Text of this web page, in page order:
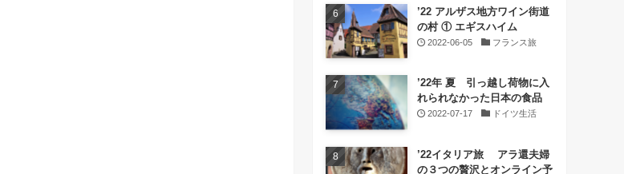
’22 アルザス地方ワイン街道
の村 ① エギスハイム
2022-06-05 フランス旅
’22年 夏 引っ越し荷物に入
れられなかった日本の食品
2022-07-17 ドイツ生活
’22イタリア旅 アラ還夫婦
の３つの贅沢とオンライン予